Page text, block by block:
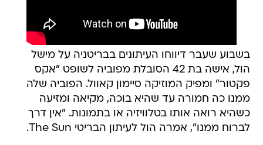
בשבוע שעבר דיווחו העיתונים בבריטניה על מישל
הול, אישה בת 42 הסובלת מפוביה לשופט "אקס
פקטור" ומפיק המוזיקה סיימון קאוול. הפוביה שלה
ממנו כה חמורה עד שהיא בוכה, מקיאה ומזיעה
כשהיא רואה אותו בטלוויזיה או בתמונות. "אין דרך
לברוח ממנו", אמרה הול לעיתון הבריטי The Sun.